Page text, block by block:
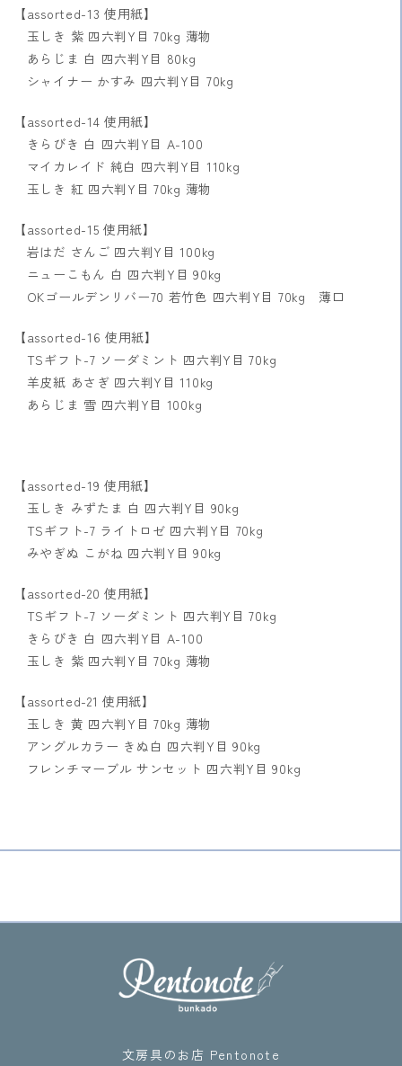
【assorted-13 使用紙】
玉しき 紫 四六判Y目 70kg 薄物
あらじま 白 四六判Y目 80kg
シャイナー かすみ 四六判Y目 70kg
【assorted-14 使用紙】
きらびき 白 四六判Y目 A-100
マイカレイド 純白 四六判Y目 110kg
玉しき 紅 四六判Y目 70kg 薄物
【assorted-15 使用紙】
岩はだ さんご 四六判Y目 100kg
ニューこもん 白 四六判Y目 90kg
OKゴールデンリバー70 若竹色 四六判Y目 70kg 薄口
【assorted-16 使用紙】
TSギフト-7 ソーダミント 四六判Y目 70kg
羊皮紙 あさぎ 四六判Y目 110kg
あらじま 雪 四六判Y目 100kg
【assorted-19 使用紙】
玉しき みずたま 白 四六判Y目 90kg
TSギフト-7 ライトロゼ 四六判Y目 70kg
みやぎぬ こがね 四六判Y目 90kg
【assorted-20 使用紙】
TSギフト-7 ソーダミント 四六判Y目 70kg
きらびき 白 四六判Y目 A-100
玉しき 紫 四六判Y目 70kg 薄物
【assorted-21 使用紙】
玉しき 黄 四六判Y目 70kg 薄物
アングルカラー きぬ白 四六判Y目 90kg
フレンチマーブル サンセット 四六判Y目 90kg
文房具のお店 Pentonote